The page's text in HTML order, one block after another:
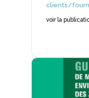
clients/
voir la